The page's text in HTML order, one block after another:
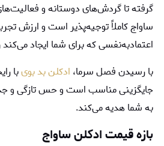
گرفته تا گردش‌های دوستانه و
ساواج کاملاً توجیه‌پذیر است و ارزش
اعتمادبه‌نفسی که برای شما ایجاد می‌کند
با رسیدن فصل سرما، ادکلن بد بویبا
جایگزینی مناسب است و حس تازگی و
به شما هدیه می‌کند.
بازه قيمت ادكلن ساواج